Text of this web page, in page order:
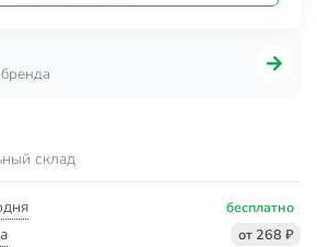
склад
бесплатно
от 268 ₽